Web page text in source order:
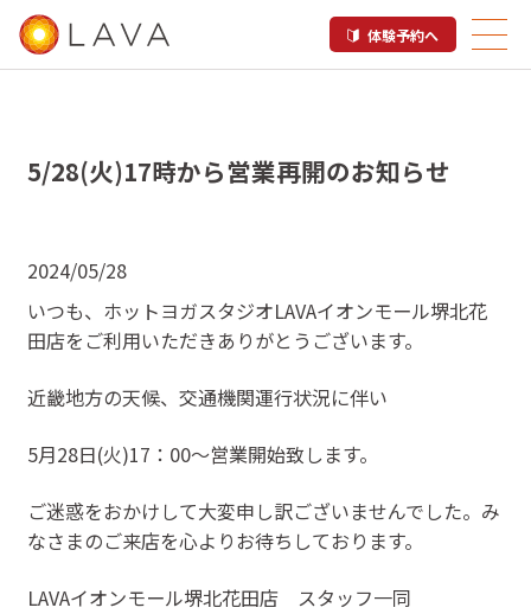
体験予約へ
5/28(火)17時から営業再開のお知らせ
2024/05/28
いつも、ホットヨガスタジオLAVAイオンモール堺北花
田店をご利用いただきありがとうございます。
近畿地方の天候、交通機関運行状況に伴い
5月28日(火)17：00〜営業開始致します。
ご迷惑をおかけして大変申し訳ございませんでした。み
なさまのご来店を心よりお待ちしております。
LAVAイオンモール堺北花田店 スタッフ一同